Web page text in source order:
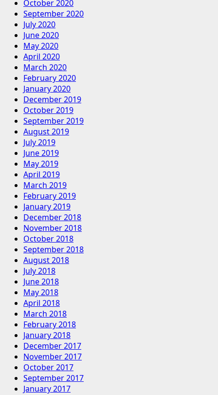
October 2020
September 2020
July 2020
June 2020
May 2020
April 2020
March 2020
February 2020
January 2020
December 2019
October 2019
September 2019
August 2019
July 2019
June 2019
May 2019
April 2019
March 2019
February 2019
January 2019
December 2018
November 2018
October 2018
September 2018
August 2018
July 2018
June 2018
May 2018
April 2018
March 2018
February 2018
January 2018
December 2017
November 2017
October 2017
September 2017
January 2017